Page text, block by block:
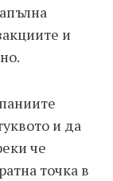
пълна
и
.
и да
че
точка в